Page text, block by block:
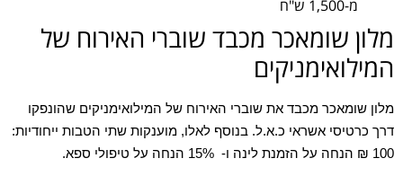
מ-1,500 ש"ח
מלון שומאכר מכבד שוברי האירוח של
המילואימניקים
מלון שומאכר מכבד את שוברי האירוח של המילואימניקים שהונפקו
דרך כרטיסי אשראי כ.א.ל. בנוסף לאלו, מוענקות שתי הטבות ייחודיות:
100 ₪ הנחה על הזמנת לינה ו- 15% הנחה על טיפולי ספא.